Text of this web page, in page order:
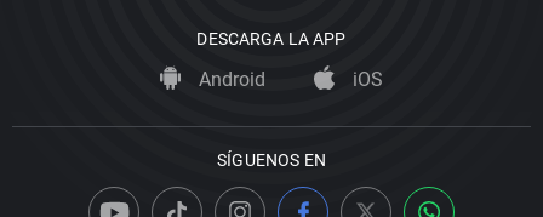
DESCARGA LA APP
Android iOS
SÍGUENOS EN